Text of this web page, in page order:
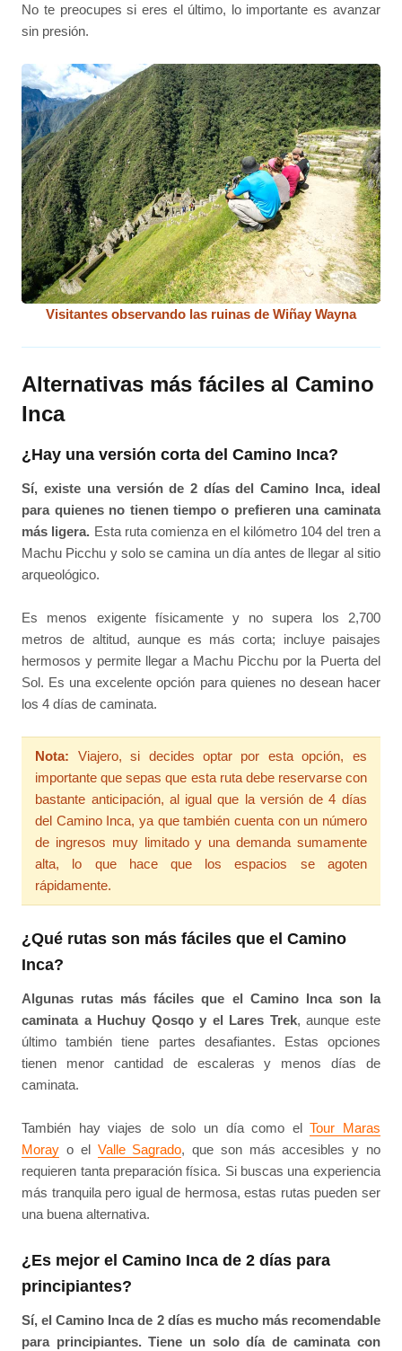
No te preocupes si eres el último, lo importante es avanzar
sin presión.
Visitantes observando las ruinas de Wiñay Wayna
Alternativas más fáciles al Camino
Inca
¿Hay una versión corta del Camino Inca?
Sí, existe una versión de 2 días del Camino Inca, ideal
para quienes no tienen tiempo o prefieren una caminata
más ligera. Esta ruta comienza en el kilómetro 104 del tren a
Machu Picchu y solo se camina un día antes de llegar al sitio
arqueológico.
Es menos exigente físicamente y no supera los 2,700
metros de altitud, aunque es más corta; incluye paisajes
hermosos y permite llegar a Machu Picchu por la Puerta del
Sol. Es una excelente opción para quienes no desean hacer
los 4 días de caminata.
Nota: Viajero, si decides optar por esta opción, es
importante que sepas que esta ruta debe reservarse con
bastante anticipación, al igual que la versión de 4 días
del Camino Inca, ya que también cuenta con un número
de ingresos muy limitado y una demanda sumamente
alta, lo que hace que los espacios se agoten
rápidamente.
¿Qué rutas son más fáciles que el Camino
Inca?
Algunas rutas más fáciles que el Camino Inca son la
caminata a Huchuy Qosqo y el Lares Trek, aunque este
último también tiene partes desafiantes. Estas opciones
tienen menor cantidad de escaleras y menos días de
caminata.
También hay viajes de solo un día como elTour Maras
Moray o el Valle Sagrado, que son más accesibles y no
requieren tanta preparación física. Si buscas una experiencia
más tranquila pero igual de hermosa, estas rutas pueden ser
una buena alternativa.
¿Es mejor el Camino Inca de 2 días para
principiantes?
Sí, el Camino Inca de 2 días es mucho más recomendable
para principiantes. Tiene un solo día de caminata con